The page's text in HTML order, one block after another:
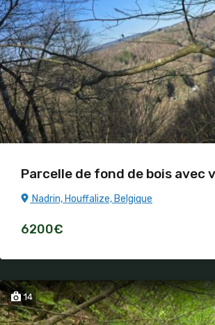
Parcelle de fond de bois avec
Nadrin, Houffalize, Belgique
6200€
14